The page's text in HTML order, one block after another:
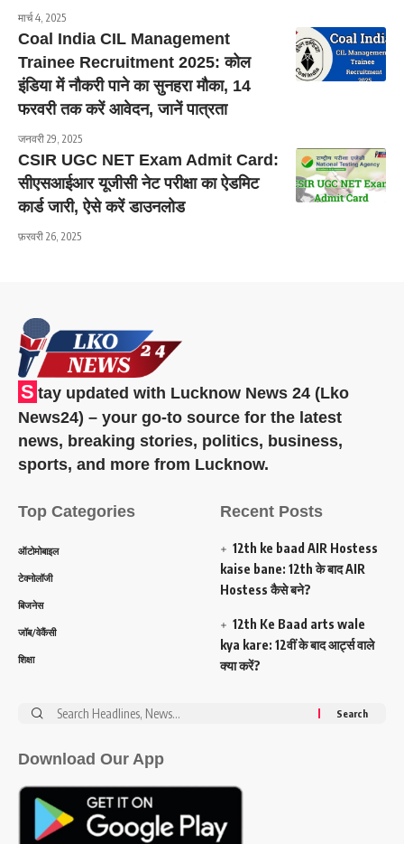
मार्च 4, 2025
Coal India CIL Management
Trainee Recruitment 2025: कोल
इंडिया में नौकरी पाने का सुनहरा मौका, 14
फरवरी तक करें आवेदन, जानें पात्रता
जनवरी 29, 2025
CSIR UGC NET Exam Admit Card:
सीएसआईआर यूजीसी नेट परीक्षा का ऐडमिट
कार्ड जारी, ऐसे करें डाउनलोड
फ़रवरी 26, 2025
S tay updated with Lucknow News 24 (Lko
News24) – your go-to source for the latest
news, breaking stories, politics, business,
sports, and more from Lucknow.
Top Categories
ऑटोमोबाइल
टेक्नोलॉजी
बिजनेस
जॉब/वेकैंसी
शिक्षा
Recent Posts
12th ke baad AIR Hostess
kaise bane: 12th के बाद AIR
Hostess कैसे बने?
12th Ke Baad arts wale
kya kare: 12वीं के बाद आर्ट्स वाले
क्या करें?
Search
Download Our App